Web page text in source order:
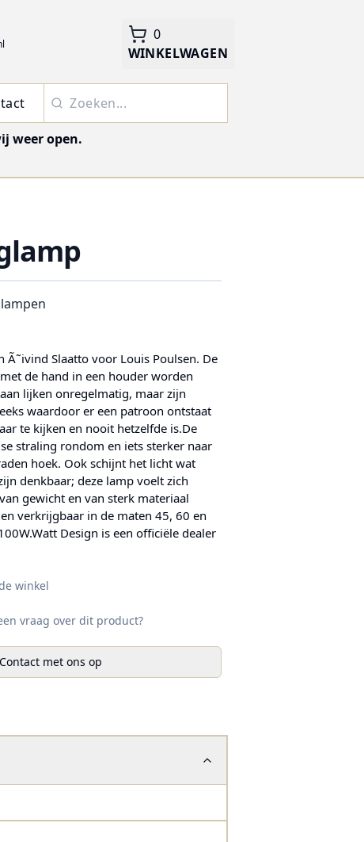
0
WINKELWAGEN
weer open.
Ã˜ivind Slaatto voor Louis Poulsen. De
de hand in een houder worden
lijken onregelmatig, maar zijn
waardoor er een patroon ontstaat
te kijken en nooit hetzelfde is.De
straling rondom en iets sterker naar
hoek. Ook schijnt het licht wat
denkbaar; deze lamp voelt zich
gewicht en van sterk materiaal
verkrijgbaar in de maten 45, 60 en
Design is een officiële dealer
winkel
vraag over dit product?
met ons op